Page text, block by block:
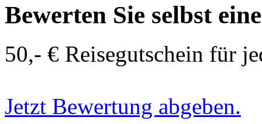
Bewerten Sie selbst
50,- € Reisegutschein für
Jetzt Bewertung abgeben.